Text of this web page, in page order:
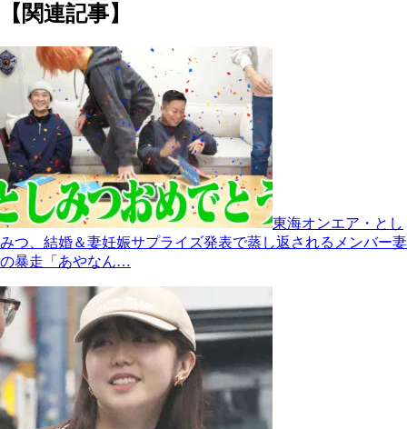
【関連記事】
東海オンエア・とし
みつ、結婚＆妻妊娠サプライズ発表で蒸し返されるメンバー妻
の暴走「あやなん…